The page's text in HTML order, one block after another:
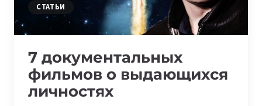
СТАТЬИ
7 документальных
фильмов о выдающихся
личностях